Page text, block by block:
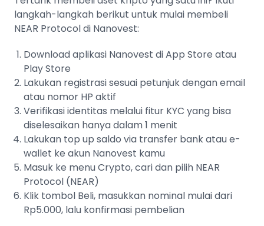
langkah-langkah berikut untuk mulai membeli
NEAR Protocol di Nanovest:
Download aplikasi Nanovest di App Store atau
Play Store
Lakukan registrasi sesuai petunjuk dengan email
atau nomor HP aktif
Verifikasi identitas melalui fitur KYC yang bisa
diselesaikan hanya dalam 1 menit
Lakukan top up saldo via transfer bank atau e-
wallet ke akun Nanovest kamu
Masuk ke menu Crypto, cari dan pilih NEAR
Protocol (NEAR)
Klik tombol Beli, masukkan nominal mulai dari
Rp5.000, lalu konfirmasi pembelian